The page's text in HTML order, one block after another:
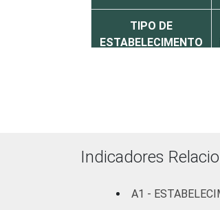
TIPO DE
ESTABELECIMENTO
Indicadores
A1 -